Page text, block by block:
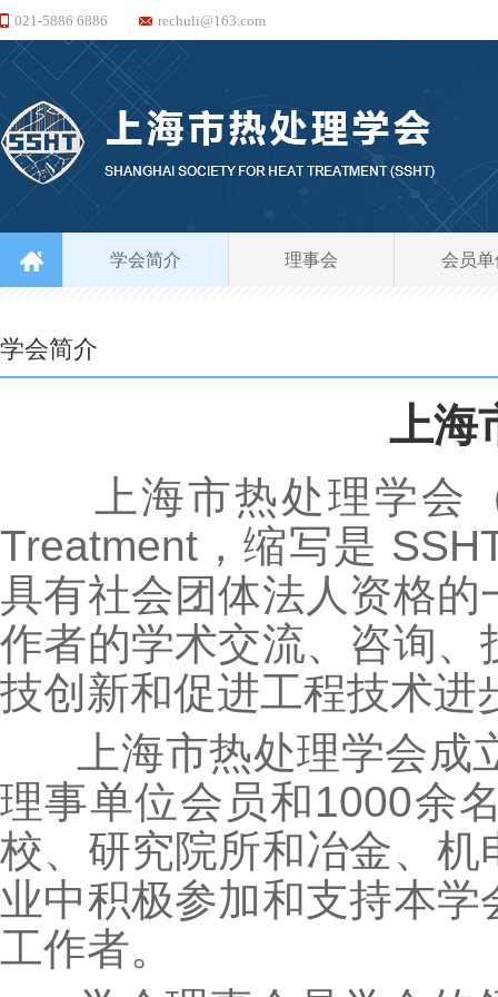
021-5886 6886 rechuli@163.com
学会简介 理事会 会员单
学会简介
上海
上海市热处理学会（
Treatment，缩写是
具有社会团体法人资格
作者的学术交流、咨询
技创新和促进工程技术进
上海市热处理学会成
理事单位会员和1000余
校、研究院所和冶金、
业中积极参加和支持本
工作者。